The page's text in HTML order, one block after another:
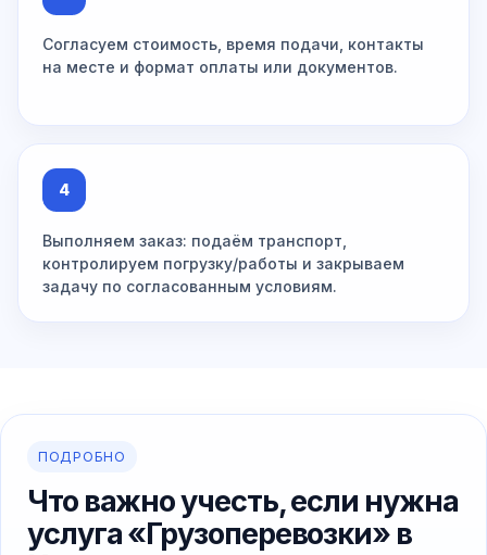
Согласуем стоимость, время подачи, контакты
на месте и формат оплаты или документов.
4
Выполняем заказ: подаём транспорт,
контролируем погрузку/работы и закрываем
задачу по согласованным условиям.
ПОДРОБНО
Что важно учесть, если нужна
услуга «Грузоперевозки» в